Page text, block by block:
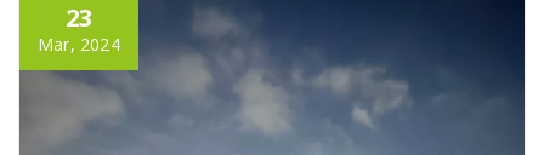
23
Mar, 2024